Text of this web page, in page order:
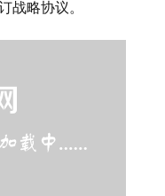
战略协议。